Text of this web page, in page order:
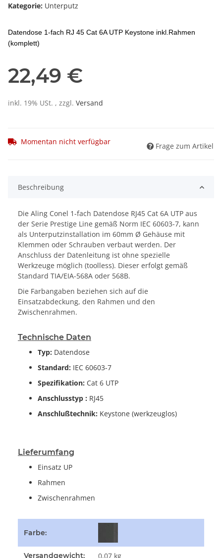
Kategorie: Unterputz
Datendose 1-fach RJ 45 Cat 6A UTP Keystone inkl.Rahmen
(komplett)
22,49 €
inkl. 19% USt. , zzgl. Versand
Momentan nicht verfügbar Frage zum Artikel
Beschreibung
Die Aling Conel 1-fach Datendose RJ45 Cat 6A UTP aus
der Serie Prestige Line gemäß Norm IEC 60603-7, kann
als Unterputzinstallation im 60mm Ø Gehäuse mit
Klemmen oder Schrauben verbaut werden. Der
Anschluss der Datenleitung ist ohne spezielle
Werkzeuge möglich (toolless). Dieser erfolgt gemäß
Standard TIA/EIA-568A oder 568B.
Die Farbangaben beziehen sich auf die
Einsatzabdeckung, den Rahmen und den
Zwischenrahmen.
Technische Daten
Typ: Datendose
Standard: IEC 60603-7
Spezifikation: Cat 6 UTP
Anschlusstyp : RJ45
Anschlußtechnik: Keystone (werkzeuglos)
Lieferumfang
Einsatz UP
Rahmen
Zwischenrahmen
Produkteigenschaft
Wert
Farbe:
Versandgewicht: 0,07 kg